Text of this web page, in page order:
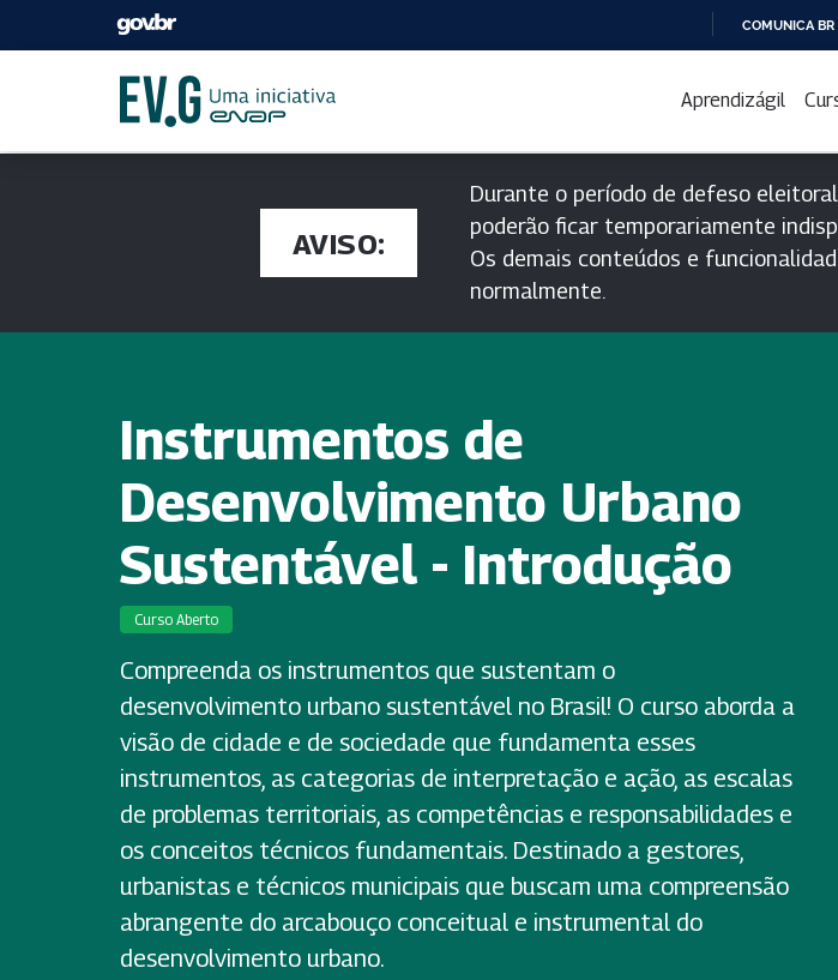
PARA
COMUNICA BR
Aprendizágil
AVISO:
Durante o período de defeso
poderão ficar temporariamente
Os demais conteúdos e
normalmente.
Instrumentos de
Desenvolvimento Urbano
Sustentável - Introdução
Curso Aberto
Compreenda os instrumentos que sustentam o
desenvolvimento urbano sustentável no Brasil! O curso aborda a
visão de cidade e de sociedade que fundamenta esses
instrumentos, as categorias de interpretação e ação, as escalas
de problemas territoriais, as competências e responsabilidades e
os conceitos técnicos fundamentais. Destinado a gestores,
urbanistas e técnicos municipais que buscam uma compreensão
abrangente do arcabouço conceitual e instrumental do
desenvolvimento urbano.